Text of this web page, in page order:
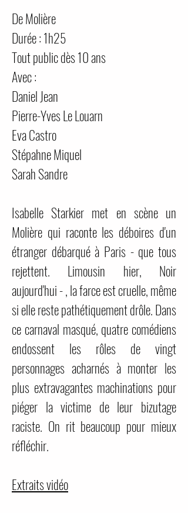
De Molière
Durée : 1h25
Tout public dès 10 ans
Avec :
Daniel Jean
Pierre-Yves Le Louarn
Eva Castro
Stépahne Miquel
Sarah Sandre
Isabelle Starkier met en scène un
Molière qui raconte les déboires d'un
étranger débarqué à Paris - que tous
rejettent. Limousin hier, Noir
aujourd'hui - , la farce est cruelle, même
si elle reste pathétiquement drôle. Dans
ce carnaval masqué, quatre comédiens
endossent les rôles de vingt
personnages acharnés à monter les
plus extravagantes machinations pour
piéger la victime de leur bizutage
raciste. On rit beaucoup pour mieux
réfléchir.
Extraits vidéo